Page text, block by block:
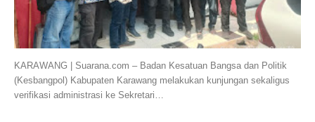
KARAWANG | Suarana.com – Badan Kesatuan Bangsa dan Politik
(Kesbangpol) Kabupaten Karawang melakukan kunjungan sekaligus
verifikasi administrasi ke Sekretari…